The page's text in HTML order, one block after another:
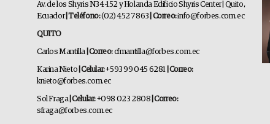
Av. de los Shyris N34-152 y Holanda Edificio Shyris Center | Quito,
Ecuador | Teléfono:(02) 452 7863 | Correo:info@forbes.com.ec
QUITO
Carlos Mantilla | Correo:cfmantilla@forbes.com.ec
Karina Nieto | Celular:+593 99 045 6281 | Correo:
knieto@forbes.com.ec
Sol Fraga| Celular:+098 023 2808 | Correo:
sfraga@forbes.com.ec